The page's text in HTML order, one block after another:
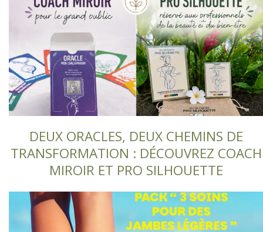
DEUX ORACLES, DEUX CHEMINS DE
TRANSFORMATION : DÉCOUVREZ COACH
MIROIR ET PRO SILHOUETTE